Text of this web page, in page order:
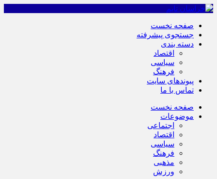
صفحه نخست
جستجوی پیشرفته
دسته بندی
اقتصاد
سیاسی
فرهنگ
پیوندهای سایت
تماس با ما
صفحه نخست
موضوعات
اجتماعی
اقتصاد
سیاسی
فرهنگ
مذهبی
ورزش